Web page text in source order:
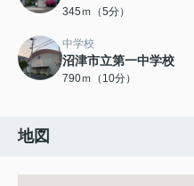
345ｍ（5分）
中学校
沼津市立第一中学校
790ｍ（10分）
地図